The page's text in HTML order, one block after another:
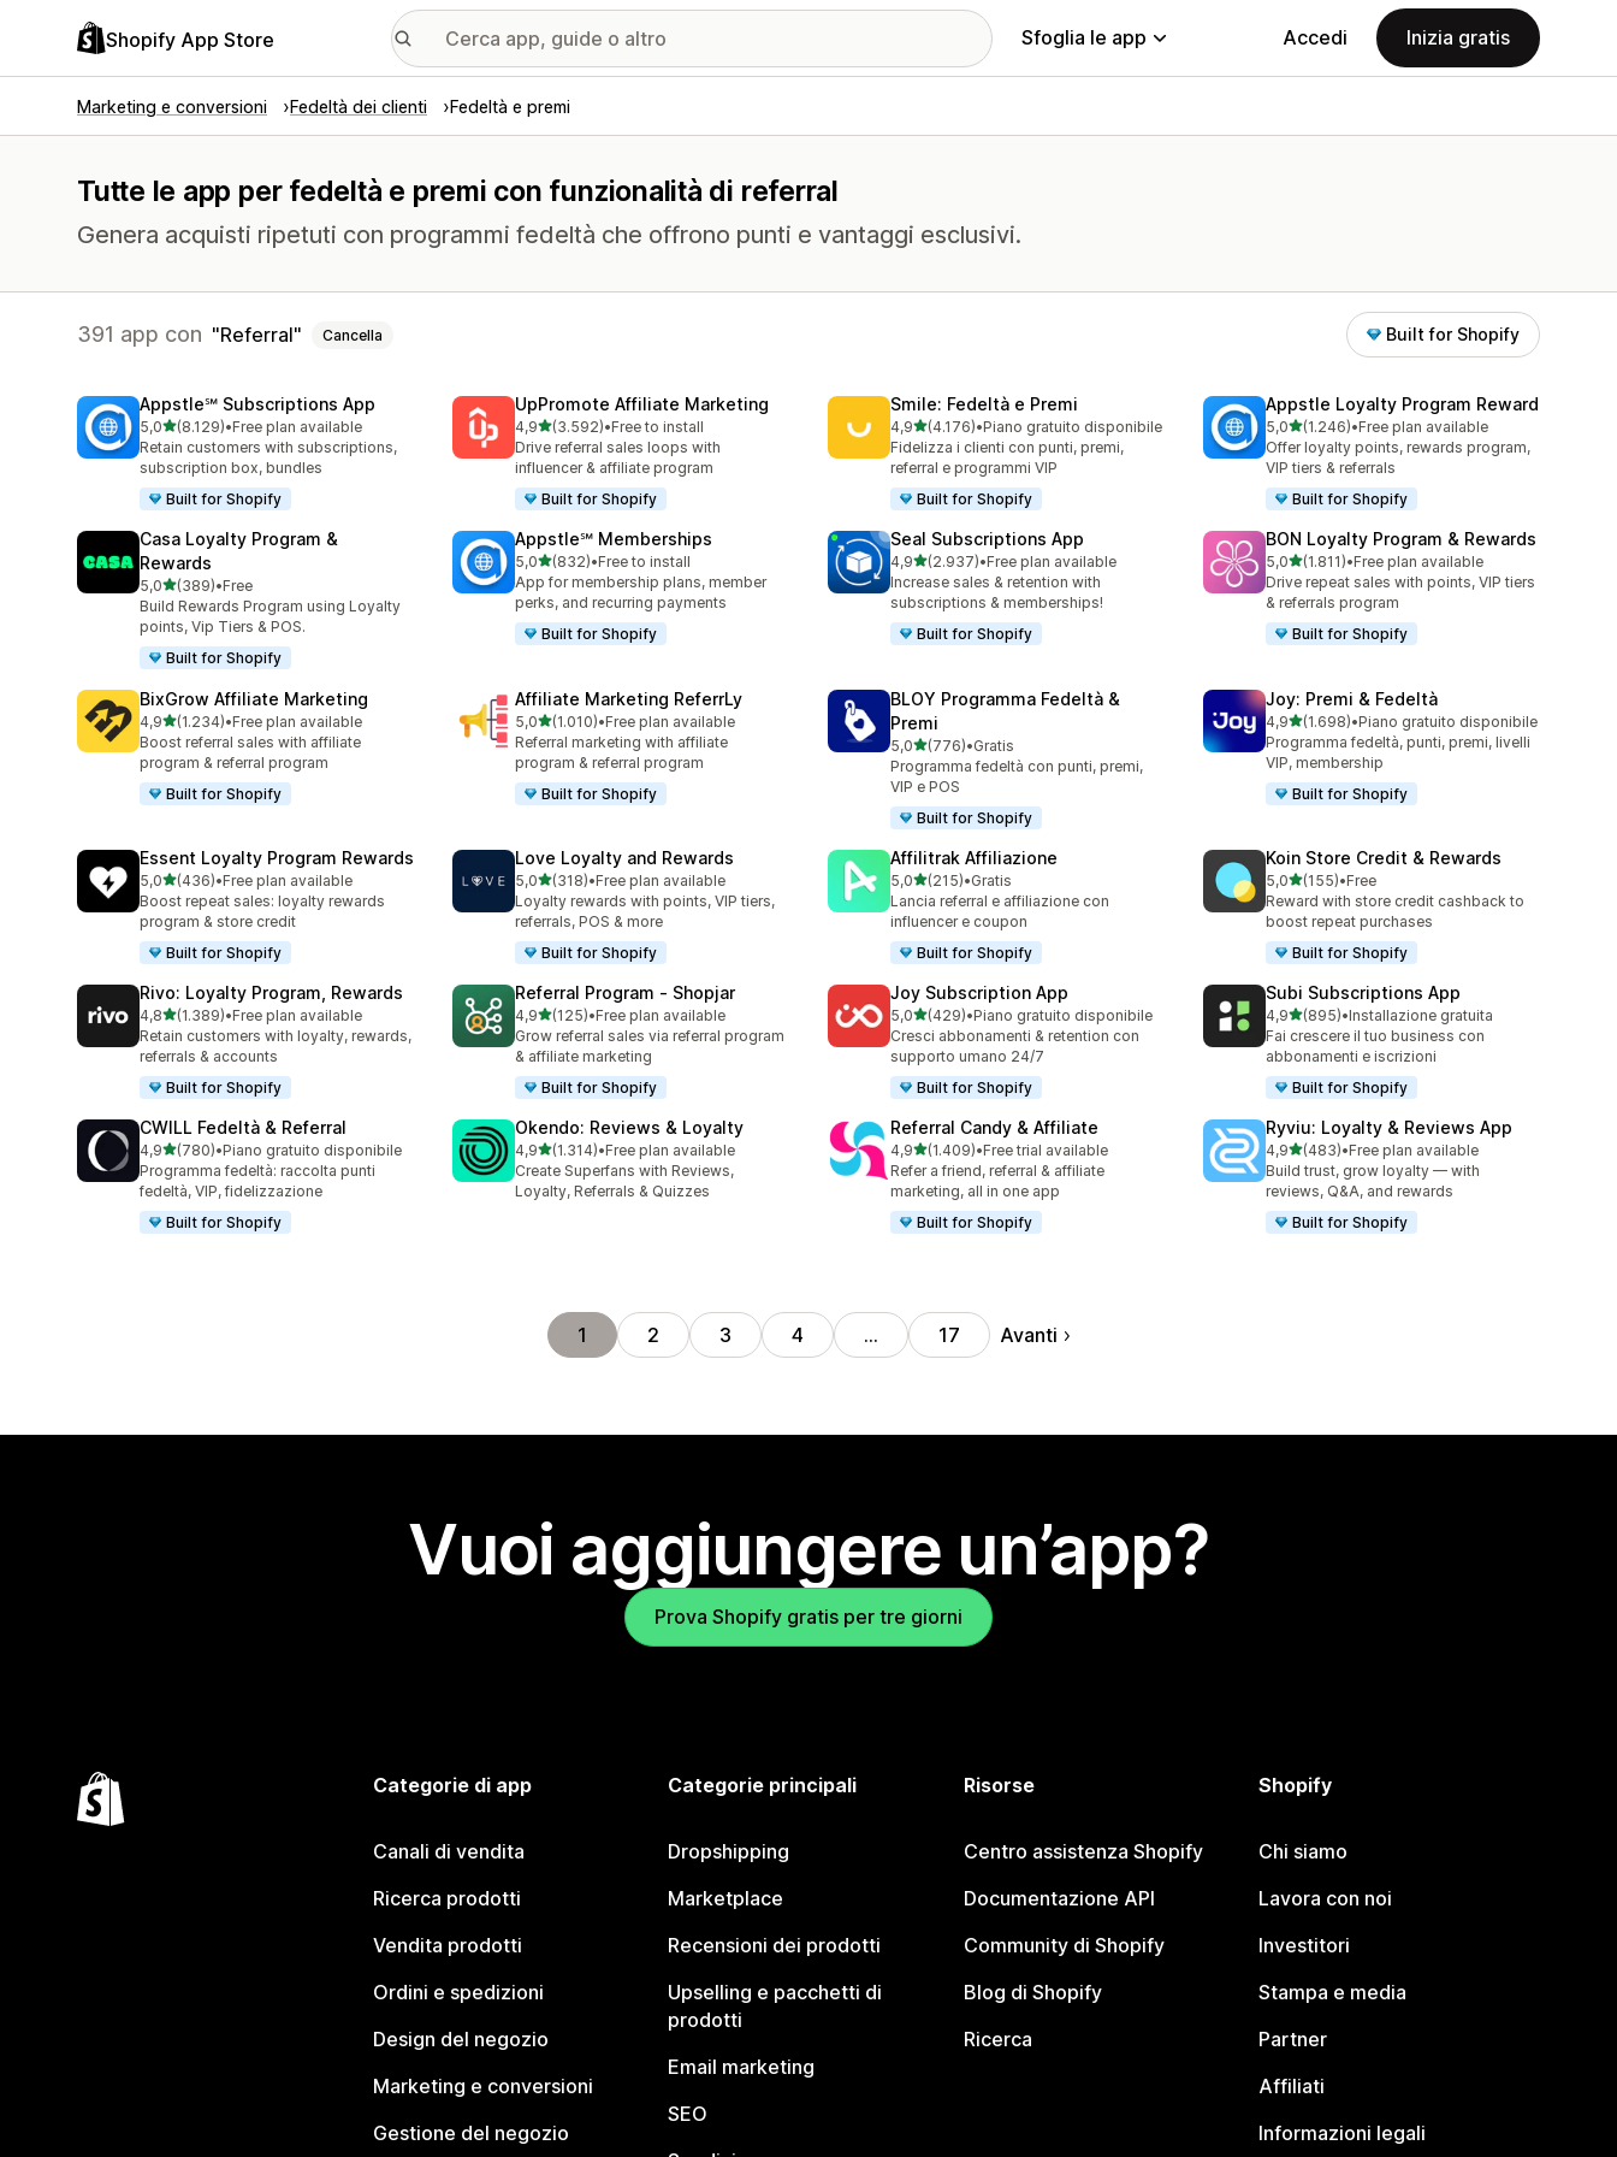
Shopify App Store Sfoglia le app Accedi Inizia gratis
Marketing e conversioni Fedeltà dei clienti Fedeltà e premi
Tutte le app per fedeltà e premi con funzionalità di referral
Genera acquisti ripetuti con programmi fedeltà che offrono punti e vantaggi esclusivi.
391 app con Referral Cancella Built for Shopify
Appstle℠ Subscriptions App
5,0stelle su 5
(8.129)
8129 recensioni totali
•Free plan available
Retain customers with subscriptions,
subscription box, bundles
Built for Shopify
UpPromote Affiliate Marketing
4,9stelle su 5
(3.592)
3592 recensioni totali
•Free to install
Drive referral sales loops with
influencer & affiliate program
Built for Shopify
Smile: Fedeltà e Premi
4,9stelle su 5
(4.176)
4176 recensioni totali
•Piano gratuito disponibile
Fidelizza i clienti con punti, premi,
referral e programmi VIP
Built for Shopify
Appstle Loyalty Program Reward
5,0stelle su 5
(1.246)
1246 recensioni totali
•Free plan available
Offer loyalty points, rewards program,
VIP tiers & referrals
Built for Shopify
Casa Loyalty Program &
Rewards
5,0stelle su 5
(389)
389 recensioni totali
•Free
Build Rewards Program using Loyalty
points, Vip Tiers & POS.
Built for Shopify
Appstle℠ Memberships
5,0stelle su 5
(832)
832 recensioni totali
•Free to install
App for membership plans, member
perks, and recurring payments
Built for Shopify
Seal Subscriptions App
4,9stelle su 5
(2.937)
2937 recensioni totali
•Free plan available
Increase sales & retention with
subscriptions & memberships!
Built for Shopify
BON Loyalty Program & Rewards
5,0stelle su 5
(1.811)
1811 recensioni totali
•Free plan available
Drive repeat sales with points, VIP tiers
& referrals program
Built for Shopify
BixGrow Affiliate Marketing
4,9stelle su 5
(1.234)
1234 recensioni totali
•Free plan available
Boost referral sales with affiliate
program & referral program
Built for Shopify
Affiliate Marketing ReferrLy
5,0stelle su 5
(1.010)
1010 recensioni totali
•Free plan available
Referral marketing with affiliate
program & referral program
Built for Shopify
BLOY Programma Fedeltà &
Premi
5,0stelle su 5
(776)
776 recensioni totali
•Gratis
Programma fedeltà con punti, premi,
VIP e POS
Built for Shopify
Joy: Premi & Fedeltà
4,9stelle su 5
(1.698)
1698 recensioni totali
•Piano gratuito disponibile
Programma fedeltà, punti, premi, livelli
VIP, membership
Built for Shopify
Essent Loyalty Program Rewards
5,0stelle su 5
(436)
436 recensioni totali
•Free plan available
Boost repeat sales: loyalty rewards
program & store credit
Built for Shopify
Love Loyalty and Rewards
5,0stelle su 5
(318)
318 recensioni totali
•Free plan available
Loyalty rewards with points, VIP tiers,
referrals, POS & more
Built for Shopify
Affilitrak Affiliazione
5,0stelle su 5
(215)
215 recensioni totali
•Gratis
Lancia referral e affiliazione con
influencer e coupon
Built for Shopify
Koin Store Credit & Rewards
5,0stelle su 5
(155)
155 recensioni totali
•Free
Reward with store credit cashback to
boost repeat purchases
Built for Shopify
Rivo: Loyalty Program, Rewards
4,8stelle su 5
(1.389)
1389 recensioni totali
•Free plan available
Retain customers with loyalty, rewards,
referrals & accounts
Built for Shopify
Referral Program ‑ Shopjar
4,9stelle su 5
(125)
125 recensioni totali
•Free plan available
Grow referral sales via referral program
& affiliate marketing
Built for Shopify
Joy Subscription App
5,0stelle su 5
(429)
429 recensioni totali
•Piano gratuito disponibile
Cresci abbonamenti & retention con
supporto umano 24/7
Built for Shopify
Subi Subscriptions App
4,9stelle su 5
(895)
895 recensioni totali
•Installazione gratuita
Fai crescere il tuo business con
abbonamenti e iscrizioni
Built for Shopify
CWILL Fedeltà & Referral
4,9stelle su 5
(780)
780 recensioni totali
•Piano gratuito disponibile
Programma fedeltà: raccolta punti
fedeltà, VIP, fidelizzazione
Built for Shopify
Okendo: Reviews & Loyalty
4,9stelle su 5
(1.314)
1314 recensioni totali
•Free plan available
Create Superfans with Reviews,
Loyalty, Referrals & Quizzes
Referral Candy & Affiliate
4,9stelle su 5
(1.409)
1409 recensioni totali
•Free trial available
Refer a friend, referral & affiliate
marketing, all in one app
Built for Shopify
Ryviu: Loyalty & Reviews App
4,9stelle su 5
(483)
483 recensioni totali
•Free plan available
Build trust, grow loyalty — with
reviews, Q&A, and rewards
Built for Shopify
1 2 3 4 … 17 Avanti
Vuoi aggiungere un’app?
Prova Shopify gratis per tre giorni
Categorie di app
Canali di vendita
Ricerca prodotti
Vendita prodotti
Ordini e spedizioni
Design del negozio
Marketing e conversioni
Gestione del negozio
Categorie principali
Dropshipping
Marketplace
Recensioni dei prodotti
Upselling e pacchetti di
prodotti
Email marketing
SEO
Risorse
Centro assistenza Shopify
Documentazione API
Community di Shopify
Blog di Shopify
Ricerca
Shopify
Chi siamo
Lavora con noi
Investitori
Stampa e media
Partner
Affiliati
Informazioni legali